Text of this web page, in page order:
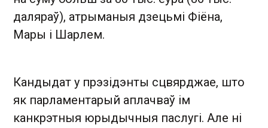
даляраў), атрыманыя дзецьмі Фіёна,
Мары і Шарлем.
Кандыдат у прэзідэнты сцвярджае, што
як парламентарый аплачваў ім
канкрэтныя юрыдычныя паслугі. Але ні